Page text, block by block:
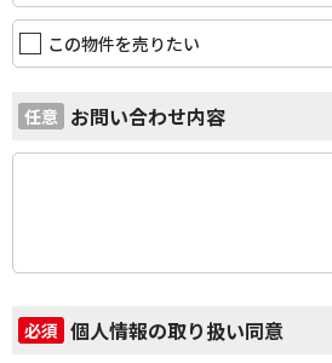
この物件を売りたい
任意 お問い合わせ内容
必須 個人情報の取り扱い同意